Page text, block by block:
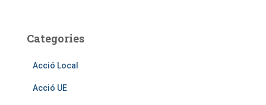
Categories
Acció Local
Acció UE